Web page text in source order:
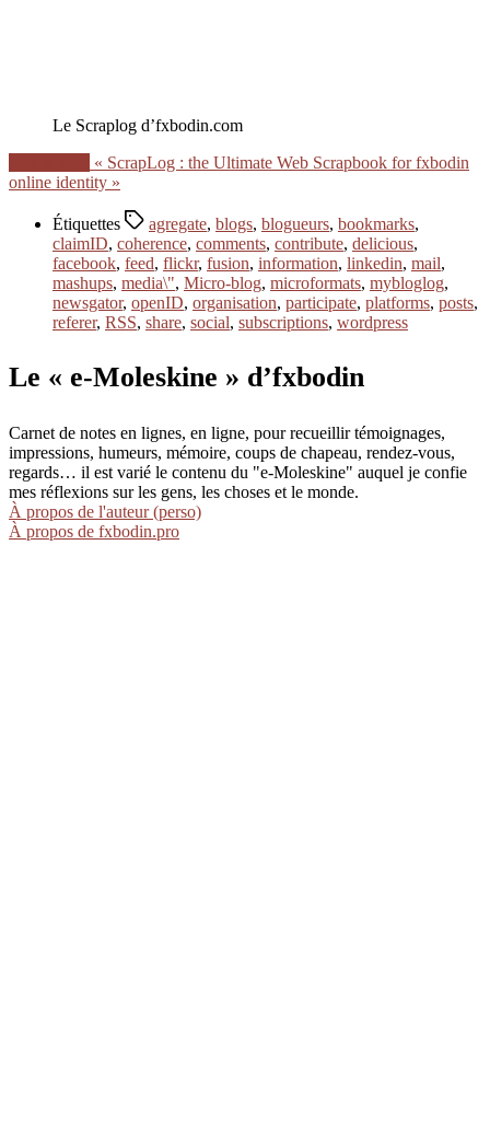
Le Scraplog d’fxbodin.com
« ScrapLog : the Ultimate Web Scrapbook for fxbodin
online identity »
Étiquettes agregate, blogs, blogueurs, bookmarks,
claimID, coherence, comments, contribute, delicious,
facebook, feed, flickr, fusion, information, linkedin, mail,
mashups, media\", Micro-blog, microformats, mybloglog,
newsgator, openID, organisation, participate, platforms, posts,
referer, RSS, share, social, subscriptions, wordpress
Le « e-Moleskine » d’fxbodin
Carnet de notes en lignes, en ligne, pour recueillir témoignages,
impressions, humeurs, mémoire, coups de chapeau, rendez-vous,
regards… il est varié le contenu du "e-Moleskine" auquel je confie
mes réflexions sur les gens, les choses et le monde.
À propos de l'auteur (perso)
À propos de fxbodin.pro